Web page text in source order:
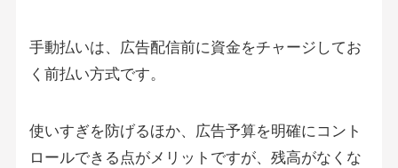
手動払いは、広告配信前に資金をチャージしてお
く前払い方式です。
使いすぎを防げるほか、広告予算を明確にコント
ロールできる点がメリットですが、残高がなくな